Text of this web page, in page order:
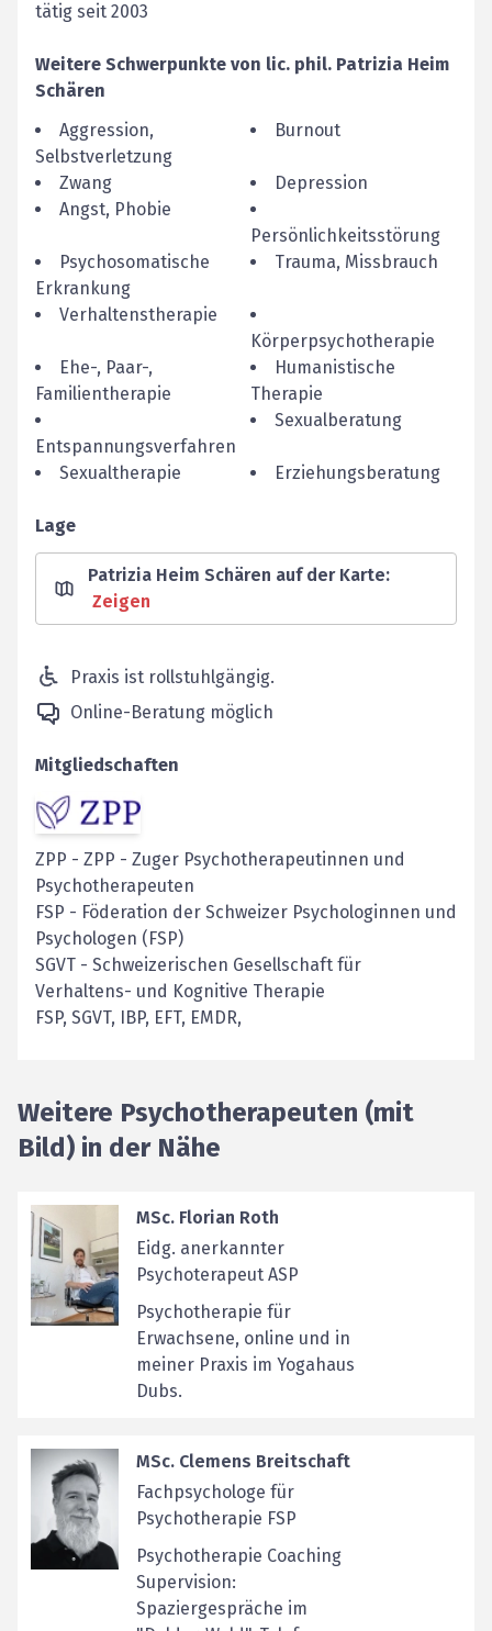
tätig seit 2003
Weitere Schwerpunkte von lic. phil. Patrizia Heim
Schären
Aggression,
Selbstverletzung
Burnout
Zwang
Depression
Angst, Phobie
Persönlichkeitsstörung
Psychosomatische
Erkrankung
Trauma, Missbrauch
Verhaltenstherapie
Körperpsychotherapie
Ehe-, Paar-,
Familientherapie
Humanistische
Therapie
Entspannungsverfahren
Sexualberatung
Sexualtherapie Erziehungsberatung
Lage
Patrizia Heim Schären auf der Karte:
Zeigen
Praxis ist rollstuhlgängig.
Online-Beratung möglich
Mitgliedschaften
ZPP - ZPP - Zuger Psychotherapeutinnen und
Psychotherapeuten
FSP - Föderation der Schweizer Psychologinnen und
Psychologen (FSP)
SGVT - Schweizerischen Gesellschaft für
Verhaltens- und Kognitive Therapie
FSP, SGVT, IBP, EFT, EMDR,
Weitere Psychotherapeuten (mit
Bild) in der Nähe
MSc. Florian Roth
Eidg. anerkannter
Psychoterapeut ASP
Psychotherapie für
Erwachsene, online und in
meiner Praxis im Yogahaus
Dubs.
MSc. Clemens Breitschaft
Fachpsychologe für
Psychotherapie FSP
Psychotherapie Coaching
Supervision:
Spaziergespräche im